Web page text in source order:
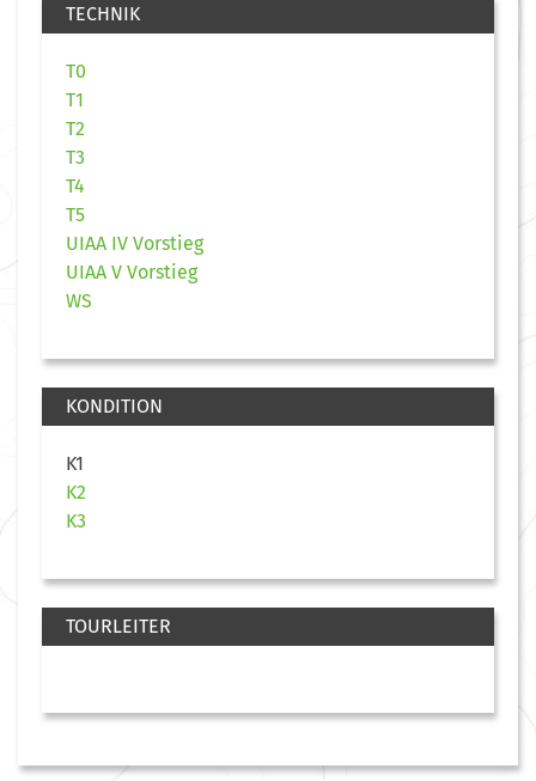
TECHNIK
T0
T1
T2
T3
T4
T5
UIAA IV Vorstieg
UIAA V Vorstieg
WS
KONDITION
K1
K2
K3
TOURLEITER